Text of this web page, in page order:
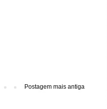
Postagem mais antiga